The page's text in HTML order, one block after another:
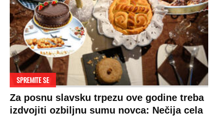
SPREMITE SE
Za posnu slavsku trpezu ove godine treba
izdvojiti ozbiljnu sumu novca: Nečija cela